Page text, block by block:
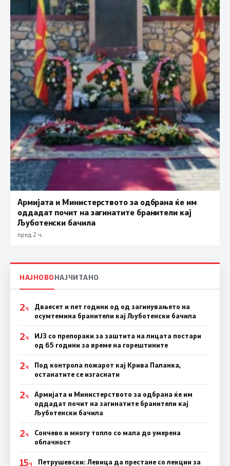
Армијата и Министерството за одбрана ќе им
оддадат почит на загинатите бранители кај
Љуботенски бачила
пред 2 ч.
НАЈНОВОНАЈЧИТАНО
2Ч
Дваесет и пет години од од загинувањето на
осумтемина бранители кај Љуботенски бачила
2Ч
ИЈЗ со препораки за заштита на лицата постари
од 65 години за време на горештините
2Ч
Под контрола пожарот кај Крива Паланка,
останатите се изгаснати
2Ч
Армијата и Министерството за одбрана ќе им
оддадат почит на загинатите бранители кај
Љуботенски бачила
2Ч
Сончево и многу топло со мала до умерена
облачност
15Ч
Петрушевски: Левица да престане со лекции за